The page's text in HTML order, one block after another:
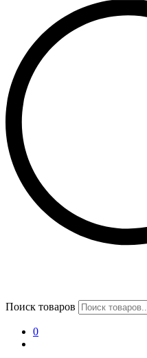
Поиск товаров
0